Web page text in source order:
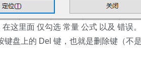
这里面 仅勾选 常量 公式 以及 错误
盘上的 Del 键，也就是删除键（不